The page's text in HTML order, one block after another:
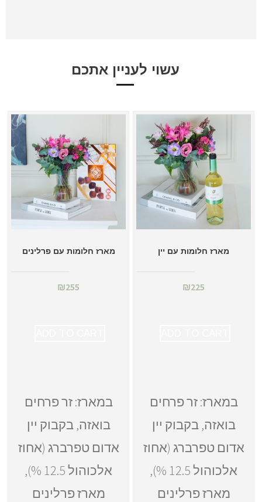
עשוי לעניין אתכם
מארז חלומות עם יין
₪225
במארז: זר פרחים
בואזה, בקבוק יין
אדום טפרברג (אחוז
אלכוהול 12.5 %),
מארז פרלינים
מארז חלומות עם פרלינים
₪255
במארז: זר פרחים
בואזה, בקבוק יין
אדום טפרברג (אחוז
אלכוהול 12.5 %),
מארז פרלינים